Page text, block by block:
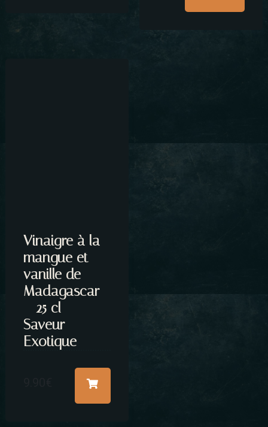
Vinaigre à la
mangue et
vanille de
Madagascar
– 25 cl –
Saveur
Exotique